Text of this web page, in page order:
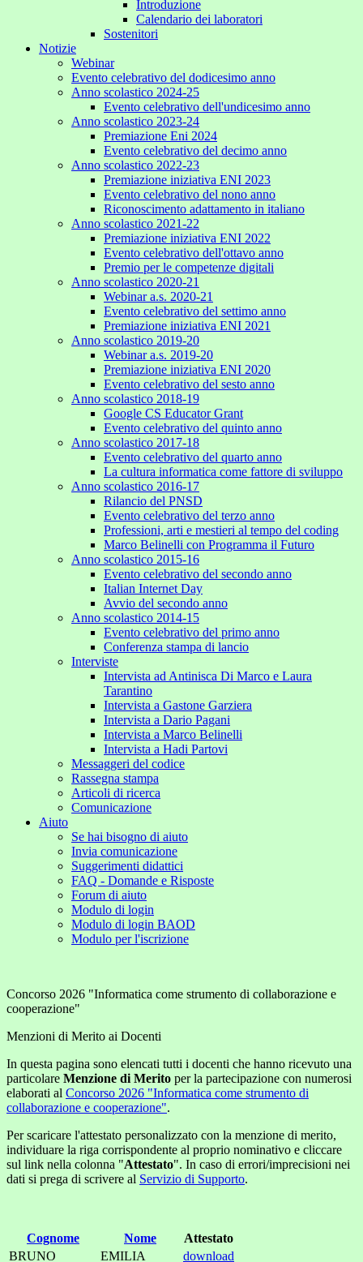
Introduzione
Calendario dei laboratori
Sostenitori
Notizie
Webinar
Evento celebrativo del dodicesimo anno
Anno scolastico 2024-25
Evento celebrativo dell'undicesimo anno
Anno scolastico 2023-24
Premiazione Eni 2024
Evento celebrativo del decimo anno
Anno scolastico 2022-23
Premiazione iniziativa ENI 2023
Evento celebrativo del nono anno
Riconoscimento adattamento in italiano
Anno scolastico 2021-22
Premiazione iniziativa ENI 2022
Evento celebrativo dell'ottavo anno
Premio per le competenze digitali
Anno scolastico 2020-21
Webinar a.s. 2020-21
Evento celebrativo del settimo anno
Premiazione iniziativa ENI 2021
Anno scolastico 2019-20
Webinar a.s. 2019-20
Premiazione iniziativa ENI 2020
Evento celebrativo del sesto anno
Anno scolastico 2018-19
Google CS Educator Grant
Evento celebrativo del quinto anno
Anno scolastico 2017-18
Evento celebrativo del quarto anno
La cultura informatica come fattore di sviluppo
Anno scolastico 2016-17
Rilancio del PNSD
Evento celebrativo del terzo anno
Professioni, arti e mestieri al tempo del coding
Marco Belinelli con Programma il Futuro
Anno scolastico 2015-16
Evento celebrativo del secondo anno
Italian Internet Day
Avvio del secondo anno
Anno scolastico 2014-15
Evento celebrativo del primo anno
Conferenza stampa di lancio
Interviste
Intervista ad Antinisca Di Marco e Laura
Tarantino
Intervista a Gastone Garziera
Intervista a Dario Pagani
Intervista a Marco Belinelli
Intervista a Hadi Partovi
Messaggeri del codice
Rassegna stampa
Articoli di ricerca
Comunicazione
Aiuto
Se hai bisogno di aiuto
Invia comunicazione
Suggerimenti didattici
FAQ - Domande e Risposte
Forum di aiuto
Modulo di login
Modulo di login BAOD
Modulo per l'iscrizione
Concorso 2026 "Informatica come strumento di collaborazione e
cooperazione"
Menzioni di Merito ai Docenti
In questa pagina sono elencati tutti i docenti che hanno ricevuto una
particolare Menzione di Merito per la partecipazione con numerosi
elaborati al Concorso 2026 "Informatica come strumento di
collaborazione e cooperazione".
Per scaricare l'attestato personalizzato con la menzione di merito,
individuare la riga corrispondente al proprio nominativo e cliccare
sul link nella colonna "Attestato". In caso di errori/imprecisioni nei
dati si prega di scrivere al Servizio di Supporto.
Cognome Nome
Attestato
BRUNO
EMILIA download